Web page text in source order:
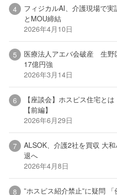
フィジカルAI、介護現場で
とMOU締結
2026年4月10日
医療法人アエバ会破産 生野
17億円強
2026年3月14日
【座談会】ホスピス住宅と
【前編】
2026年6月29日
ALSOK、介護2社を買収 大
退へ
2026年4月8日
”ホスピス紹介禁止”に疑問 「